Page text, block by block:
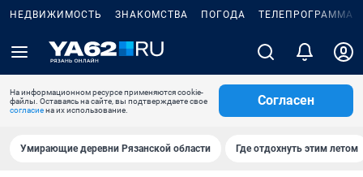
НЕДВИЖИМОСТЬ ЗНАКОМСТВА ПОГОДА ТЕЛЕПРОГРАММА
На информационном ресурсе применяются cookie-
файлы. Оставаясь на сайте, вы подтверждаете свое
согласиена их использование.
Согласен
Умирающие деревни Рязанской области Где отдохнуть этим летом